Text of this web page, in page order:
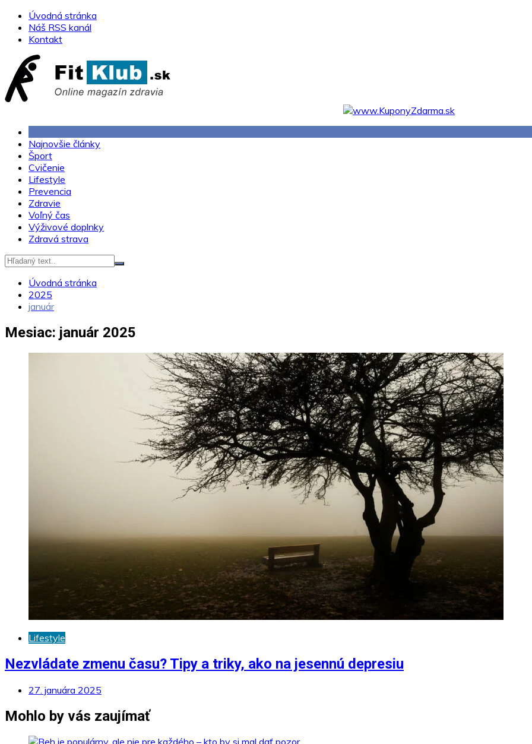
Skip
content
Úvodná stránka
Náš RSS kanál
Kontakt
Najnovšie články
Šport
Cvičenie
Lifestyle
Prevencia
Zdravie
Voľný čas
Výživové doplnky
Zdravá strava
Úvodná stránka
2025
január
Mesiac: január 2025
Lifestyle
Nezvládate zmenu času? Tipy a triky, ako na jesennú depresiu
27. januára 2025
Mohlo by vás zaujímať